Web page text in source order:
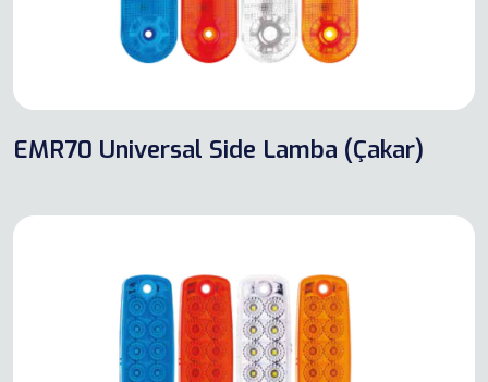
EMR70 Universal Side Lamba (Çakar)